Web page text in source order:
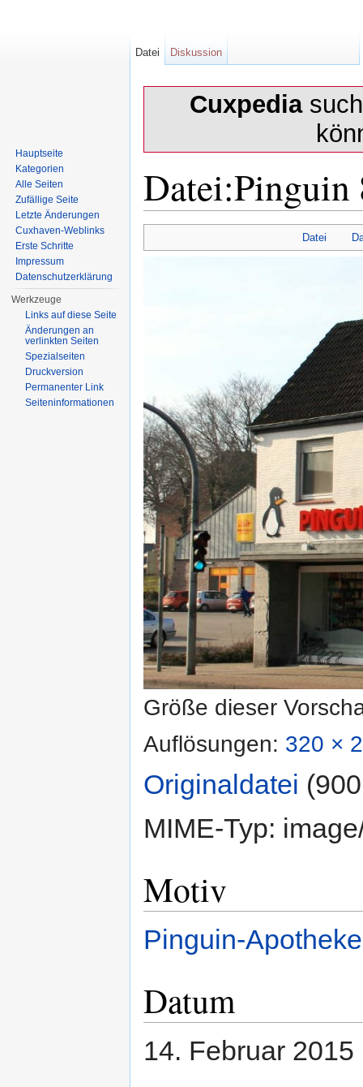
Cuxpedia
Datei:Pinguin
Datei
Größe dieser
Auflösungen: 320 ×
Originaldatei
MIME-Typ:
Motiv
Pinguin-Apotheke
Datum
14. Februar 2015
Datei Diskussion
Hauptseite
Kategorien
Alle Seiten
Zufällige Seite
Letzte Änderungen
Cuxhaven-Weblinks
Erste Schritte
Impressum
Datenschutzerklärung
Werkzeuge
Links auf diese Seite
Änderungen an
verlinkten Seiten
Spezialseiten
Druckversion
Permanenter Link
Seiten­informationen